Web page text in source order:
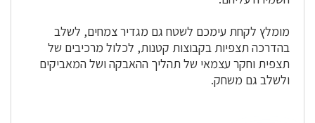
מומלץ לקחת עימכם לשטח גם מגדיר צמחים, לשלב
בהדרכה תצפיות בקבוצות קטנות, לכלול מרכיבים של
תצפית וחקר עצמאי של תהליך ההאבקה ושל המאביקים
ולשלב גם משחק.